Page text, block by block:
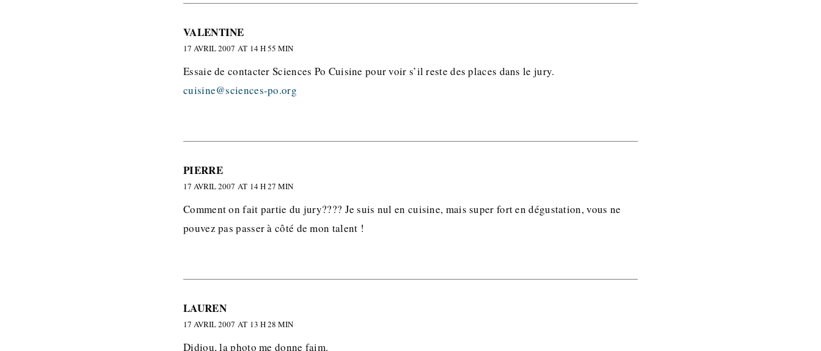
VALENTINE
17 AVRIL 2007 AT 14 H 55 MIN
Essaie de contacter Sciences Po Cuisine pour voir s’il reste des places dans le jury.
cuisine@sciences-po.org
PIERRE
17 AVRIL 2007 AT 14 H 27 MIN
Comment on fait partie du jury???? Je suis nul en cuisine, mais super fort en dégustation, vous ne
pouvez pas passer à côté de mon talent !
LAUREN
17 AVRIL 2007 AT 13 H 28 MIN
Didiou, la photo me donne faim.